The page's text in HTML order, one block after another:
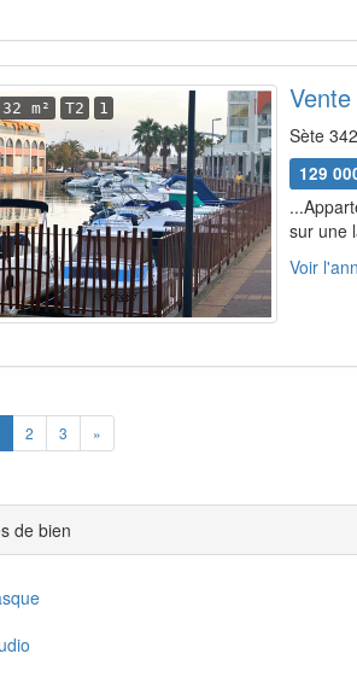
32 m² T2 1
Sète
129
sur une
Voir
2 3 »
de bien